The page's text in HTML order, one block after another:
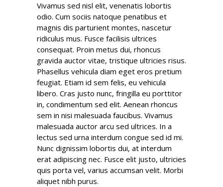
Vivamus sed nisl elit, venenatis lobortis
odio. Cum sociis natoque penatibus et
magnis dis parturient montes, nascetur
ridiculus mus. Fusce facilisis ultrices
consequat. Proin metus dui, rhoncus
gravida auctor vitae, tristique ultricies risus.
Phasellus vehicula diam eget eros pretium
feugiat. Etiam id sem felis, eu vehicula
libero. Cras justo nunc, fringilla eu porttitor
in, condimentum sed elit. Aenean rhoncus
sem in nisi malesuada faucibus. Vivamus
malesuada auctor arcu sed ultrices. In a
lectus sed urna interdum congue sed id mi.
Nunc dignissim lobortis dui, at interdum
erat adipiscing nec. Fusce elit justo, ultricies
quis porta vel, varius accumsan velit. Morbi
aliquet nibh purus.